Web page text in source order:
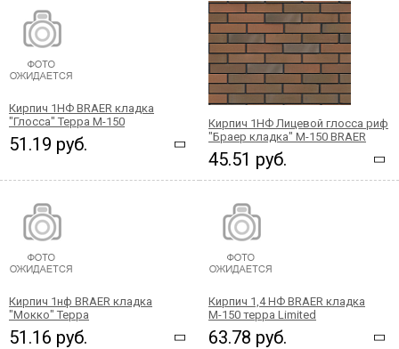
Кирпич 1НФ BRAER кладка
"Глосса" Терра М-150
51.19 руб.
Кирпич 1НФ Лицевой глосса риф
"Браер кладка" М-150 BRAER
45.51 руб.
Кирпич 1нф BRAER кладка
"Мокко" Терра
51.16 руб.
Кирпич 1,4 НФ BRAER кладка
М-150 терра Limited
63.78 руб.